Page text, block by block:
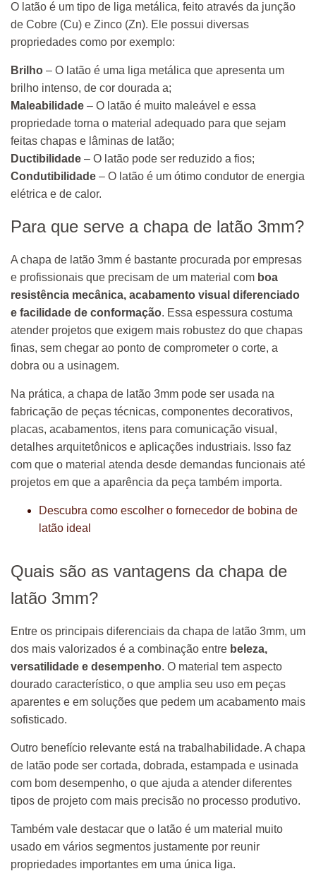
O latão é um tipo de liga metálica, feito através da junção
de Cobre (Cu) e Zinco (Zn). Ele possui diversas
propriedades como por exemplo:
Brilho – O latão é uma liga metálica que apresenta um
brilho intenso, de cor dourada a;
Maleabilidade – O latão é muito maleável e essa
propriedade torna o material adequado para que sejam
feitas chapas e lâminas de latão;
Ductibilidade – O latão pode ser reduzido a fios;
Condutibilidade – O latão é um ótimo condutor de energia
elétrica e de calor.
Para que serve a chapa de latão 3mm?
A chapa de latão 3mm é bastante procurada por empresas
e profissionais que precisam de um material com boa
resistência mecânica, acabamento visual diferenciado
e facilidade de conformação. Essa espessura costuma
atender projetos que exigem mais robustez do que chapas
finas, sem chegar ao ponto de comprometer o corte, a
dobra ou a usinagem.
Na prática, a chapa de latão 3mm pode ser usada na
fabricação de peças técnicas, componentes decorativos,
placas, acabamentos, itens para comunicação visual,
detalhes arquitetônicos e aplicações industriais. Isso faz
com que o material atenda desde demandas funcionais até
projetos em que a aparência da peça também importa.
Descubra como escolher o fornecedor de bobina de
latão ideal
Quais são as vantagens da chapa de
latão 3mm?
Entre os principais diferenciais da chapa de latão 3mm, um
dos mais valorizados é a combinação entre beleza,
versatilidade e desempenho. O material tem aspecto
dourado característico, o que amplia seu uso em peças
aparentes e em soluções que pedem um acabamento mais
sofisticado.
Outro benefício relevante está na trabalhabilidade. A chapa
de latão pode ser cortada, dobrada, estampada e usinada
com bom desempenho, o que ajuda a atender diferentes
tipos de projeto com mais precisão no processo produtivo.
Também vale destacar que o latão é um material muito
usado em vários segmentos justamente por reunir
propriedades importantes em uma única liga.